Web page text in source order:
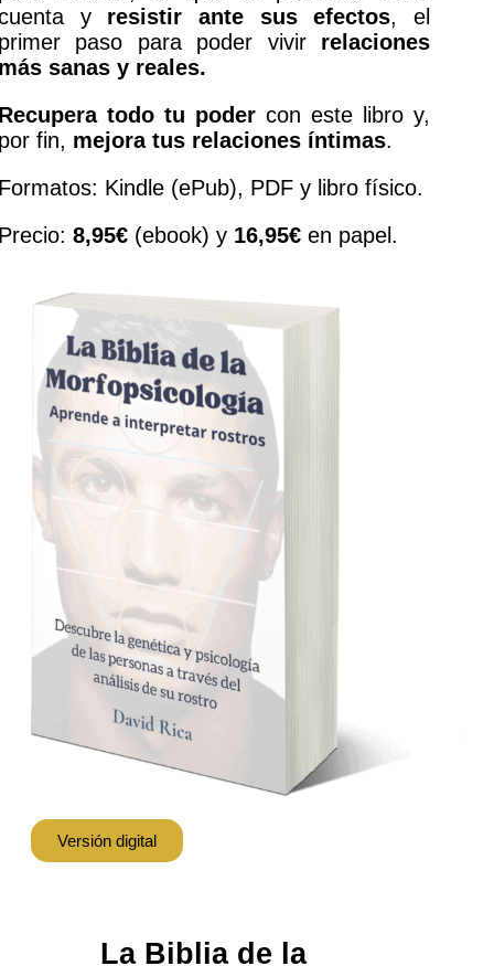
y resistir ante sus efectos, el
paso para poder vivir relaciones
sanas y reales.
todo tu poder con este libro y,
fin, mejora tus relaciones íntimas.
Kindle (ePub), PDF y libro físico.
8,95€ (ebook) y 16,95€ en papel.
Versión digital
La Biblia de la